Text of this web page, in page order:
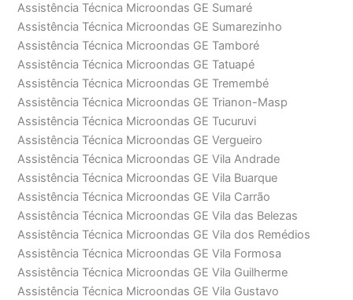
Assistência Técnica Microondas GE Sumaré
Assistência Técnica Microondas GE Sumarezinho
Assistência Técnica Microondas GE Tamboré
Assistência Técnica Microondas GE Tatuapé
Assistência Técnica Microondas GE Tremembé
Assistência Técnica Microondas GE Trianon-Masp
Assistência Técnica Microondas GE Tucuruvi
Assistência Técnica Microondas GE Vergueiro
Assistência Técnica Microondas GE Vila Andrade
Assistência Técnica Microondas GE Vila Buarque
Assistência Técnica Microondas GE Vila Carrão
Assistência Técnica Microondas GE Vila das Belezas
Assistência Técnica Microondas GE Vila dos Remédios
Assistência Técnica Microondas GE Vila Formosa
Assistência Técnica Microondas GE Vila Guilherme
Assistência Técnica Microondas GE Vila Gustavo